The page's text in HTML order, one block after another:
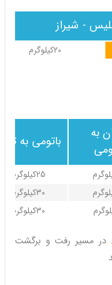
- شیراز
20کیلوگرم
باتومی به
به
25کیلوگرم
30کیلوگرم
30کیلوگرم
در مسیر رفت و برگشت